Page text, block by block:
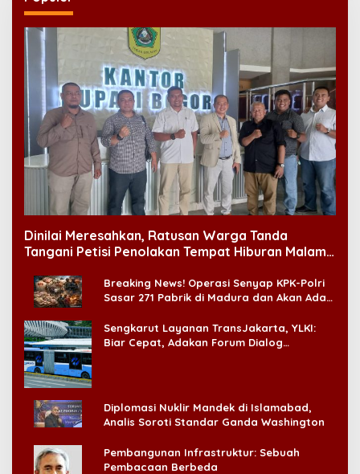
Dinilai Meresahkan, Ratusan Warga Tanda
Tangani Petisi Penolakan Tempat Hiburan Malam
Breaking News! Operasi Senyap KPK-Polri
Sasar 271 Pabrik di Madura dan Akan Ada
Sengkarut Layanan TransJakarta, YLKI:
Biar Cepat, Adakan Forum Dialog
Diplomasi Nuklir Mandek di Islamabad,
Analis Soroti Standar Ganda Washington
Pembangunan Infrastruktur: Sebuah
Pembacaan Berbeda